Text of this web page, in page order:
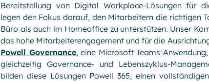
Bereitstellung von Digital Workplace-Lösungen für
legen den Fokus darauf, den Mitarbeitern die richtigen
Büro als auch im Homeoffice zu unterstützen. Unser
das hohe Mitarbeiterengagement und für die
Powell Governance, eine Microsoft Teams-
gleichzeitig Governance- und Lebenszyklus-
bilden diese Lösungen Powell 365, einen